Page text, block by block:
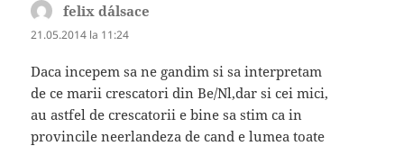
felix d´alsace
21.05.2014 la 11:24
Daca incepem sa ne gandim si sa interpretam
de ce marii crescatori din Be/Nl,dar si cei mici,
au astfel de crescatorii e bine sa stim ca in
provincile neerlandeza de cand e lumea toate